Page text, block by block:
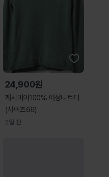
24,900원
캐시미어100% 여성니트티
(사이즈66)
2일 전